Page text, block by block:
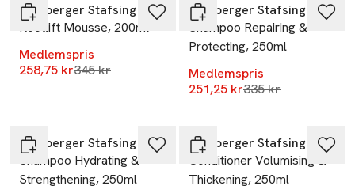
Lernberger Stafsing
Rootlift Mousse, 200ml
Medlemspris
258,75 krLägsta pris 30 dagar
345 kr
Lernberger Stafsing
Shampoo Repairing &
Protecting, 250ml
Medlemspris
251,25 krLägsta pris 30
335 kr
Lernberger Stafsing
Shampoo Hydrating &
Strengthening, 250ml
Lernberger Stafsing
Conditioner Volumising &
Thickening, 250ml